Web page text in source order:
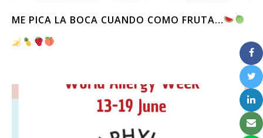
ME PICA LA BOCA CUANDO COMO FRUTA…